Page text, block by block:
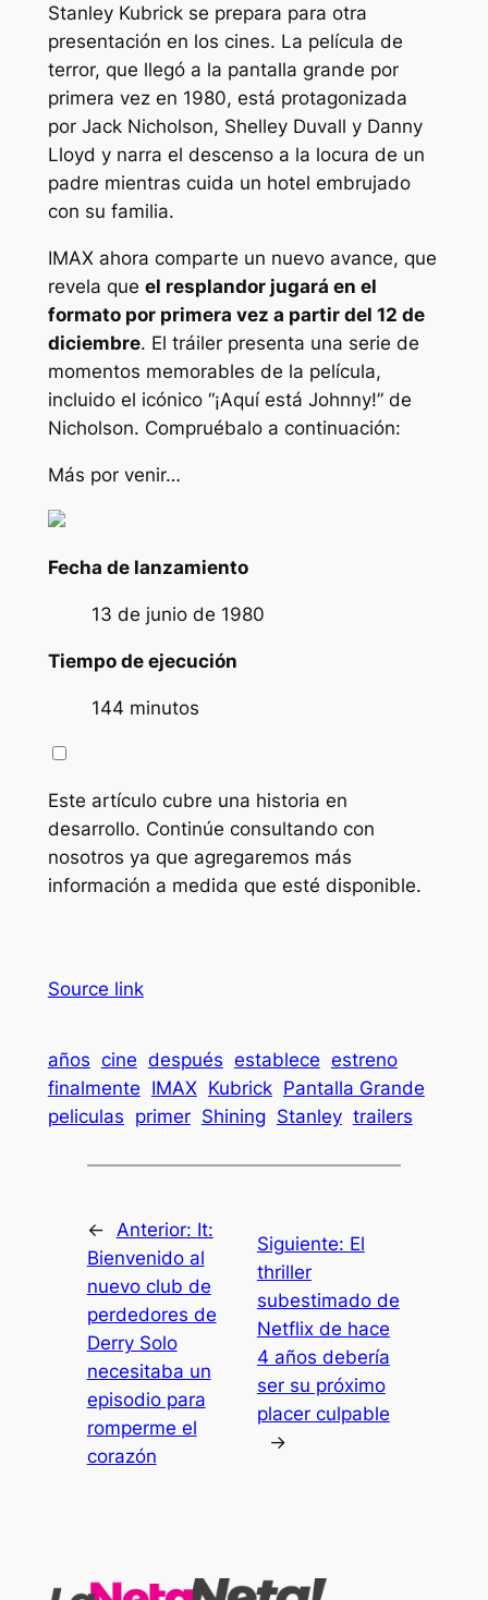
Stanley Kubrick se prepara para otra
presentación en los cines. La película de
terror, que llegó a la pantalla grande por
primera vez en 1980, está protagonizada
por Jack Nicholson, Shelley Duvall y Danny
Lloyd y narra el descenso a la locura de un
padre mientras cuida un hotel embrujado
con su familia.
IMAX ahora comparte un nuevo avance, que
revela que el resplandorjugará en el
formato por primera vez a partir del 12 de
diciembre. El tráiler presenta una serie de
momentos memorables de la película,
incluido el icónico “¡Aquí está Johnny!” de
Nicholson. Compruébalo a continuación:
Más por venir…
Fecha de lanzamiento
13 de junio de 1980
Tiempo de ejecución
144 minutos
Este artículo cubre una historia en
desarrollo. Continúe consultando con
nosotros ya que agregaremos más
información a medida que esté disponible.
Source link
años cine después establece estreno
finalmente IMAX Kubrick Pantalla Grande
peliculas primer Shining Stanley trailers
← Anterior: It:
Bienvenido al
nuevo club de
perdedores de
Derry Solo
necesitaba un
episodio para
romperme el
corazón
Siguiente: El
thriller
subestimado de
Netflix de hace
4 años debería
ser su próximo
placer culpable
→